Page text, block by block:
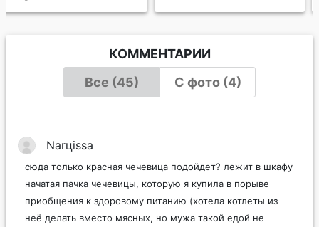
КОММЕНТАРИИ
Все (45)
С фото (4)
Narцissa
сюда только красная чечевица подойдет? лежит в шкафу
начатая пачка чечевицы, которую я купила в порыве
приобщения к здоровому питанию (хотела котлеты из
неё делать вместо мясных, но мужа такой едой не